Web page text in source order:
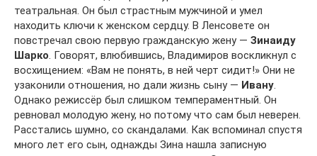
театральная. Он был страстным мужчиной и умел
находить ключи к женском сердцу. В Ленсовете он
повстречал свою первую гражданскую жену — Зинаиду
Шарко . Говорят, влюбившись, Владимиров воскликнул с
восхищением: «Вам не понять, в ней черт сидит!» Они не
узаконили отношения, но дали жизнь сыну — Ивану
Однако режиссёр был слишком темпераментный. Он
ревновал молодую жену, но потому что сам был неверен.
Расстались шумно, со скандалами. Как вспоминал спустя
много лет его сын, однажды Зина нашла записную